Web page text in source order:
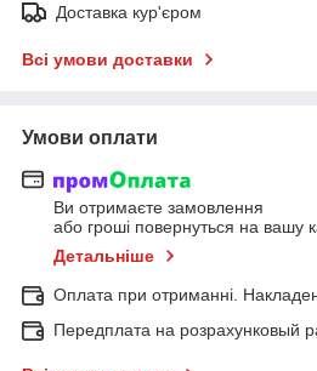
Доставка кур'єром
Всі умови доставки
Умови оплати
Ви отримаєте замовлення
або гроші повернуться на вашу
Детальніше
Оплата при отриманні.
Передплата на розрахунковый